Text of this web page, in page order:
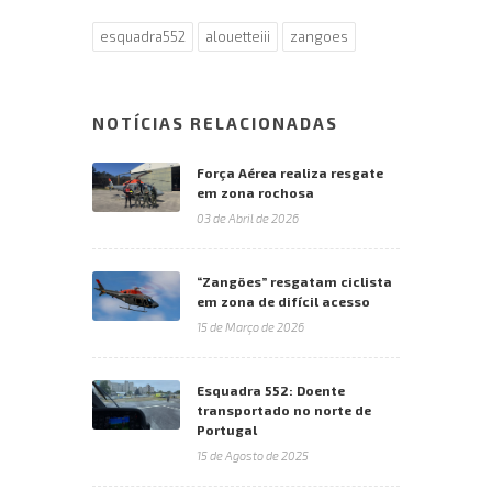
esquadra552 alouetteiii zangoes
NOTÍCIAS RELACIONADAS
Força Aérea realiza resgate
em zona rochosa
03 de Abril de 2026
“Zangões” resgatam ciclista
em zona de difícil acesso
15 de Março de 2026
Esquadra 552: Doente
transportado no norte de
Portugal
15 de Agosto de 2025